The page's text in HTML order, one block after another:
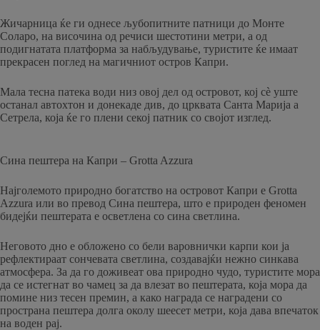
Жичарница ќе ги однесе љубопитните патници до Монте
Соларо, на височина од речиси шестотини метри, а од
подигнатата платформа за набљудување, туристите ќе имаат
прекрасен поглед на магичниот остров Капри.
Мала тесна патека води низ овој дел од островот, кој сè уште
останал автохтон и донекаде див, до црквата Санта Марија а
Сетрела, која ќе го плени секој патник со својот изглед.
Сина пештера на Капри – Grotta Azzura
Најголемото природно богатство на островот Капри е Grotta
Azzura или во превод Сина пештера, што е природен феномен
бидејќи пештерата е осветлена со сина светлина.
Неговото дно е обложено со бели варовнички карпи кои ја
рефлектираат сончевата светлина, создавајќи нежно синкава
атмосфера. За да го доживеат ова природно чудо, туристите мора
да се истегнат во чамец за да влезат во пештерата, која мора да
помине низ тесен премин, а како награда се наградени со
пространа пештера долга околу шеесет метри, која дава впечаток
на воден рај.